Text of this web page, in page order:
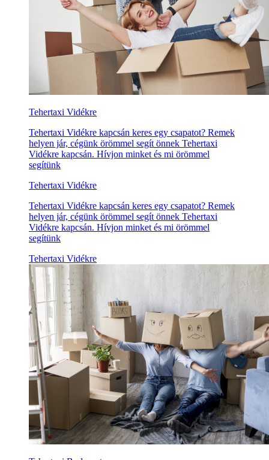
Tehertaxi Vidékre
Tehertaxi Vidékre kapcsán keres egy csapatot? Remek
helyen jár, cégünk örömmel segít önnek Tehertaxi
Vidékre kapcsán. Hívjon minket és mi örömmel
segítünk
Tehertaxi Vidékre
Tehertaxi Vidékre kapcsán keres egy csapatot? Remek
helyen jár, cégünk örömmel segít önnek Tehertaxi
Vidékre kapcsán. Hívjon minket és mi örömmel
segítünk
Tehertaxi Vidékre